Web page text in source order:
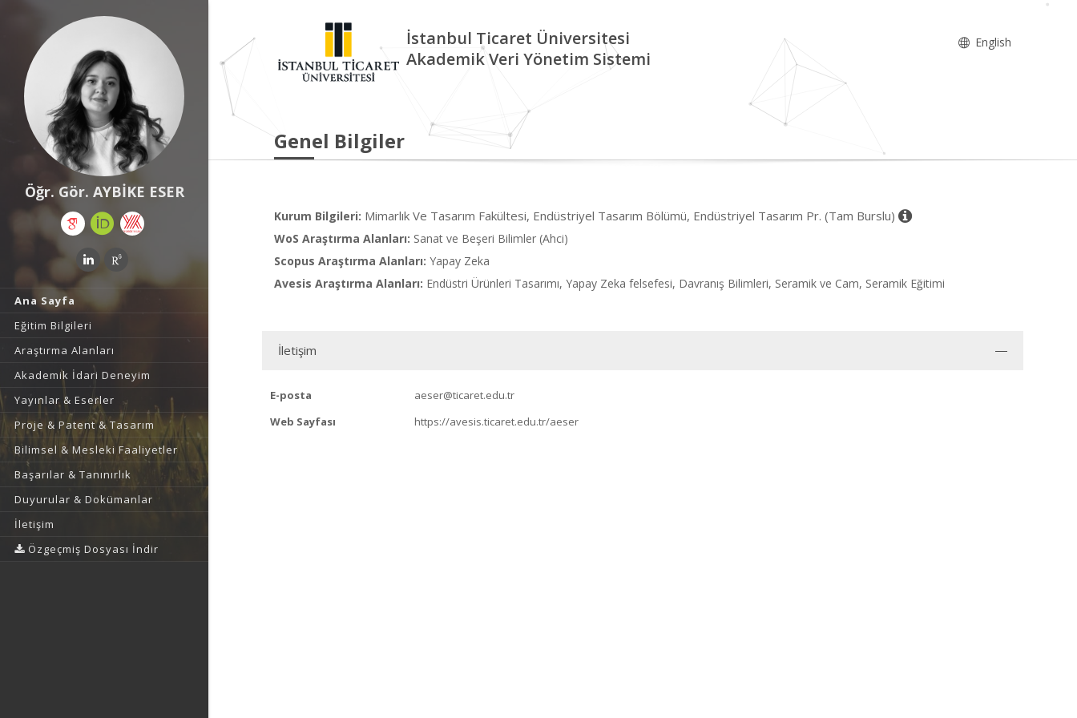
Öğr. Gör. AYBİKE ESER
Ana Sayfa
Eğitim Bilgileri
Araştırma Alanları
Akademik İdari Deneyim
Yayınlar & Eserler
Proje & Patent & Tasarım
Bilimsel & Mesleki Faaliyetler
Başarılar & Tanınırlık
Duyurular & Dokümanlar
İletişim
Özgeçmiş Dosyası İndir
İstanbul Ticaret Üniversitesi
Akademik Veri Yönetim Sistemi
English
Genel Bilgiler
Kurum Bilgileri: Mimarlık Ve Tasarım Fakültesi, Endüstriyel Tasarım Bölümü, Endüstriyel Tasarım Pr. (Tam Burslu)
WoS Araştırma Alanları: Sanat ve Beşeri Bilimler (Ahci)
Scopus Araştırma Alanları: Yapay Zeka
Avesis Araştırma Alanları: Endüstri Ürünleri Tasarımı, Yapay Zeka felsefesi, Davranış Bilimleri, Seramik ve Cam, Seramik Eğitimi
İletişim
E-posta
aeser@ticaret.edu.tr
Web Sayfası
https://avesis.ticaret.edu.tr/aeser